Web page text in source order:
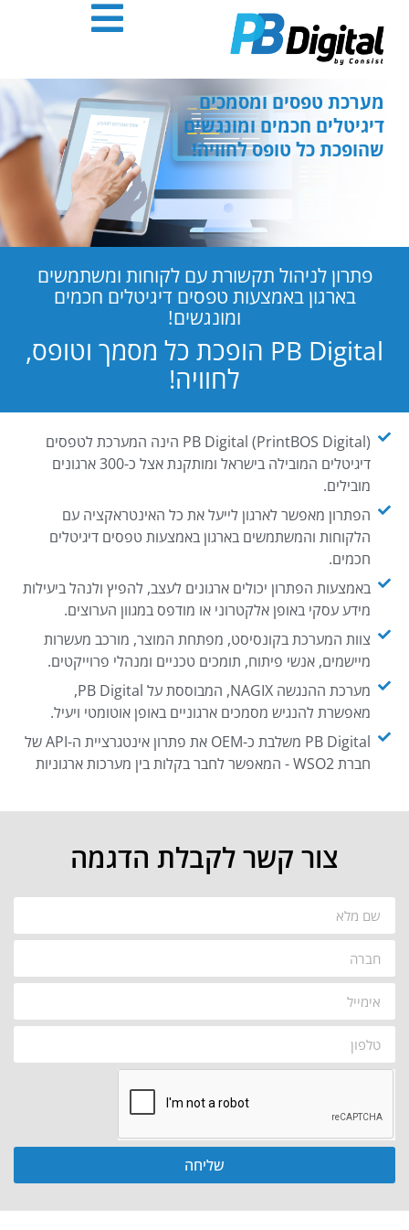
אנטר
מערכת טפסים ומסמכים
דיגיטלים חכמים ומונגשים
שהופכת כל טופס לחוויה!
פתרון לניהול תקשורת עם לקוחות ומשתמשים
בארגון באמצעות טפסים דיגיטלים חכמים
ומונגשים!
PB Digital הופכת כל מסמך וטופס,
לחוויה!
PB Digital (PrintBOS Digital) הינה המערכת לטפסים
דיגיטלים המובילה בישראל ומותקנת אצל כ-300 ארגונים
מובילים.
הפתרון מאפשר לארגון לייעל את כל האינטראקציה עם
הלקוחות והמשתמשים בארגון באמצעות טפסים דיגיטלים
חכמים.
באמצעות הפתרון יכולים ארגונים לעצב, להפיץ ולנהל ביעילות
מידע עסקי באופן אלקטרוני או מודפס במגוון הערוצים.
צוות המערכת בקונסיסט, מפתחת המוצר, מורכב מעשרות
מיישמים, אנשי פיתוח, תומכים טכניים ומנהלי פרוייקטים.
מערכת ההנגשה NAGIX, המבוססת על PB Digital,
מאפשרת להנגיש מסמכים ארגוניים באופן אוטומטי ויעיל.
PB Digital משלבת כ-OEM את פתרון אינטגרציית ה-API של
חברת WSO2 - המאפשר לחבר בקלות בין מערכות ארגוניות
צור קשר לקבלת הדגמה
שליחה